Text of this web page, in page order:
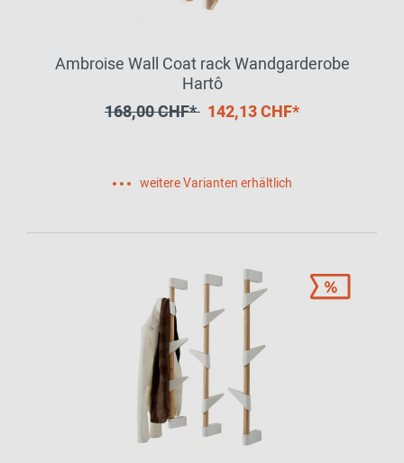
Ambroise Wall Coat rack Wandgarderobe
Hartô
168,00 CHF* 142,13 CHF*
weitere Varianten erhältlich